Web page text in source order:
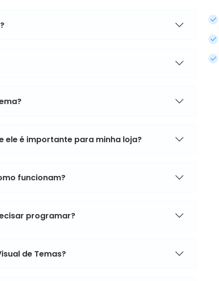
ele é importante para minha loja?
funcionam?
programar?
de Temas?